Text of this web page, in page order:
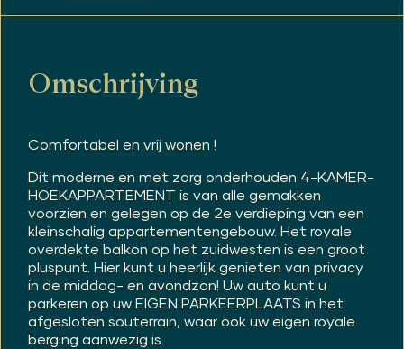
Omschrijving
Comfortabel en vrij wonen !
Dit moderne en met zorg onderhouden 4-KAMER-
HOEKAPPARTEMENT is van alle gemakken
voorzien en gelegen op de 2e verdieping van een
kleinschalig appartementengebouw. Het royale
overdekte balkon op het zuidwesten is een groot
pluspunt. Hier kunt u heerlijk genieten van privacy
in de middag- en avondzon! Uw auto kunt u
parkeren op uw EIGEN PARKEERPLAATS in het
afgesloten souterrain, waar ook uw eigen royale
berging aanwezig is.